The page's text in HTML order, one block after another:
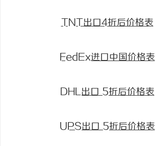
TNT出口4折后价格表
FedEx进口中国价格表
DHL出口 5折后价格表
UPS出口 5折后价格表